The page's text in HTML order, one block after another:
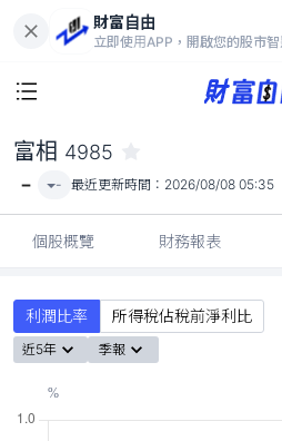
財富自由
立即使用APP，開啟您的股市智
-
富相 4985
- - 最近更新時間： 2026/08/08 05:35
個股概覽 財務報表
利潤比率 所得稅佔稅前淨利比
近5年 季報